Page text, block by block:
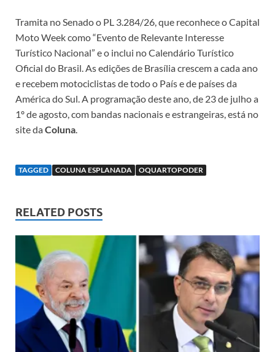
Tramita no Senado o PL 3.284/26, que reconhece o Capital
Moto Week como “Evento de Relevante Interesse
Turístico Nacional” e o inclui no Calendário Turístico
Oficial do Brasil. As edições de Brasília crescem a cada ano
e recebem motociclistas de todo o País e de países da
América do Sul. A programação deste ano, de 23 de julho a
1º de agosto, com bandas nacionais e estrangeiras, está no
site daColuna.
TAGGED COLUNA ESPLANADA OQUARTOPODER
RELATED POSTS